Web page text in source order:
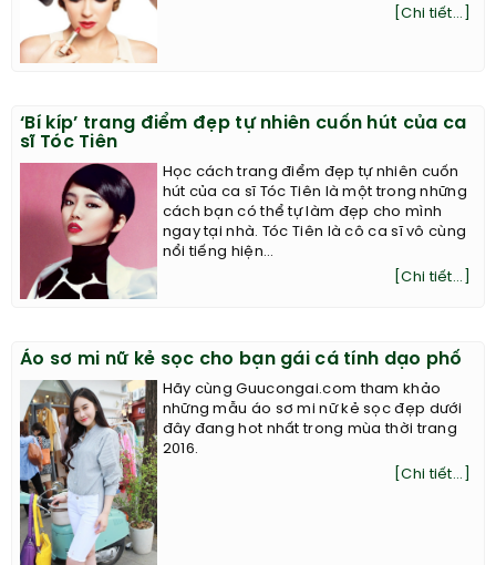
[Chi tiết...]
‘Bí kíp’ trang điểm đẹp tự nhiên cuốn hút của ca
sĩ Tóc Tiên
Học cách trang điểm đẹp tự nhiên cuốn
hút của ca sĩ Tóc Tiên là một trong những
cách bạn có thể tự làm đẹp cho mình
ngay tại nhà. Tóc Tiên là cô ca sĩ vô cùng
nổi tiếng hiện...
[Chi tiết...]
Áo sơ mi nữ kẻ sọc cho bạn gái cá tính dạo phố
Hãy cùng Guucongai.com tham khảo
những mẫu áo sơ mi nữ kẻ sọc đẹp dưới
đây đang hot nhất trong mùa thời trang
2016.
[Chi tiết...]